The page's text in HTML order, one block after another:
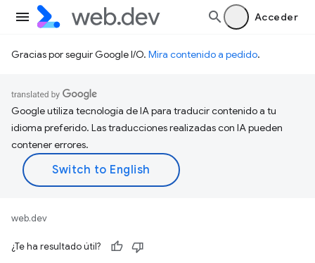
Acceder
Gracias por seguir Google I/O. Mira contenido a pedido.
Google utiliza tecnología de IA para traducir contenido a tu
idioma preferido. Las traducciones realizadas con IA pueden
contener errores.
web.dev
¿Te ha resultado útil?